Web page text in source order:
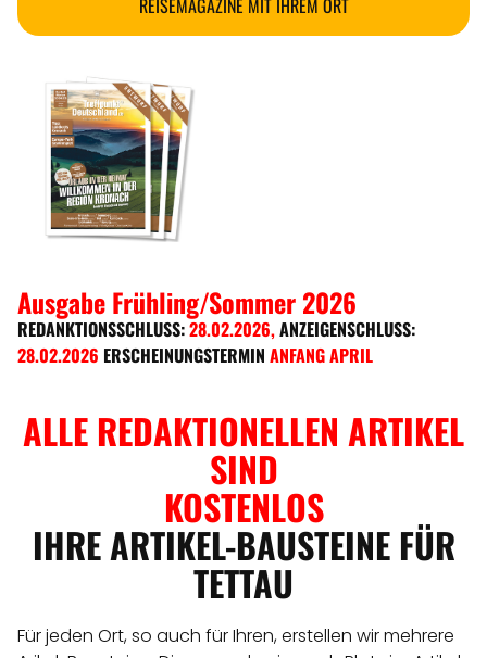
REISEMAGAZINE MIT IHREM ORT
Ausgabe Frühling/Sommer 2026
REDANKTIONSSCHLUSS:28.02.2026,ANZEIGENSCHLUSS:
28.02.2026 ERSCHEINUNGSTERMIN ANFANG APRIL
ALLE REDAKTIONELLEN ARTIKEL
SIND
KOSTENLOS
IHRE ARTIKEL-BAUSTEINE FÜR
TETTAU
Für jeden Ort, so auch für Ihren, erstellen wir mehrere